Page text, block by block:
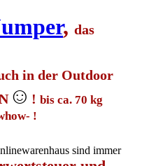
, das
in der Outdoor
☺ ! bis ca. 70 kg
!
sind immer